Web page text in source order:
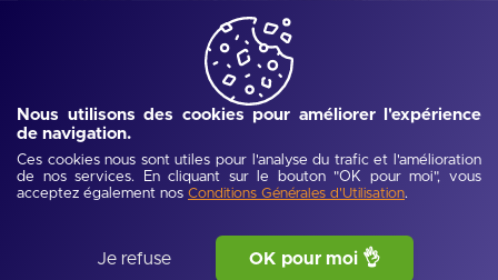
Nous utilisons des cookies pour améliorer l'expérience
de navigation.
Ces cookies nous sont utiles pour l'analyse du trafic et l'amélioration
de nos services. En cliquant sur le bouton "OK pour moi", vous
acceptez également nos Conditions Générales d'Utilisation.
Je refuse OK pour moi 👌
Jobs d'été pendant les vacances scolaires : Guide
Les vacances scolaires d'été offrent de nombreuses
opportunités d'emplois saisonniers pour les étudiants et
lycéens. Du tourisme à l'agriculture, ces jobs permettent de
financer ses études, acquérir une première expérience
professionnelle et développer des compétences précieuses.
décrocher le job d'été idéal.
Lire l'article